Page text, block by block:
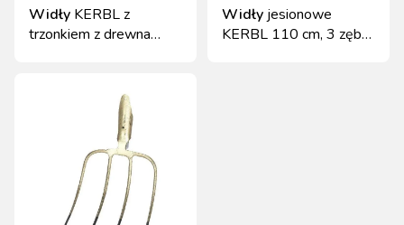
Widły KERBL z
trzonkiem z drewna
Widły jesionowe
KERBL 110 cm, 3 zęby,